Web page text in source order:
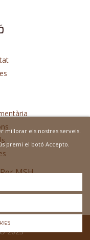
MSH
millorar els nostres serveis.
premi el botó Accepto.
2023